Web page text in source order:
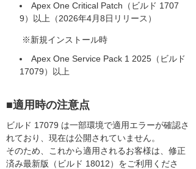
Apex One Critical Patch（ビルド 1707
9）以上（2026年4月8日リリース）
※新規インストール時
Apex One Service Pack 1 2025（ビルド
17079）以上
■適用時の注意点
ビルド 17079 は一部環境で適用エラーが確認さ
れており、現在は公開されていません。
そのため、これから適用されるお客様は、修正
済み最新版（ビルド 18012）をご利用くださ